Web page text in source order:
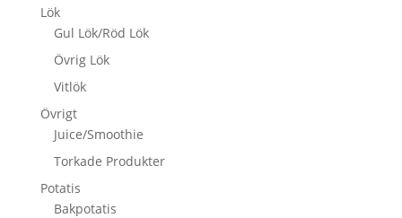
Lök
Gul Lök/Röd Lök
Övrig Lök
Vitlök
Övrigt
Juice/Smoothie
Torkade Produkter
Potatis
Bakpotatis